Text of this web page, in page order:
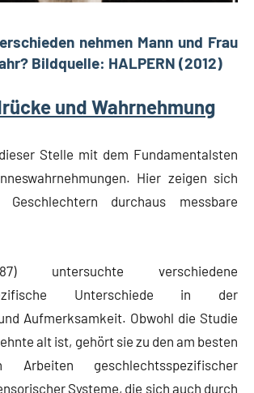
nehmen Mann und Frau
Bildquelle: HALPERN (2012)
und Wahrnehmung
Stelle mit dem Fundamentalsten
Hier zeigen sich
durchaus messbare
untersuchte verschiedene
Unterschiede in der
Aufmerksamkeit. Obwohl die Studie
alt ist, gehört sie zu den am besten
Arbeiten geschlechtsspezifischer
Systeme, die sich auch durch